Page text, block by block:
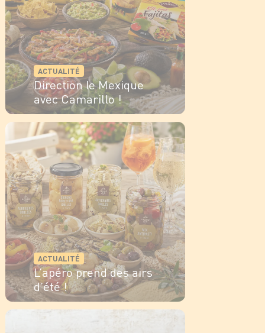
ACTUALITÉ
Direction le Mexique
avec Camarillo !
EN SAVOIR PLUS
ACTUALITÉ
L’apéro prend des airs
d’été !
EN SAVOIR PLUS